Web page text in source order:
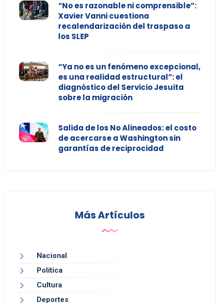
“No es razonable ni comprensible”:
Xavier Vanni cuestiona
recalendarización del traspaso a
los SLEP
“Ya no es un fenómeno excepcional,
es una realidad estructural”: el
diagnóstico del Servicio Jesuita
sobre la migración
Salida de los No Alineados: el costo
de acercarse a Washington sin
garantías de reciprocidad
Más Artículos
Nacional
Política
Cultura
Deportes